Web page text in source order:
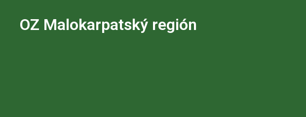
OZ Malokarpatský región